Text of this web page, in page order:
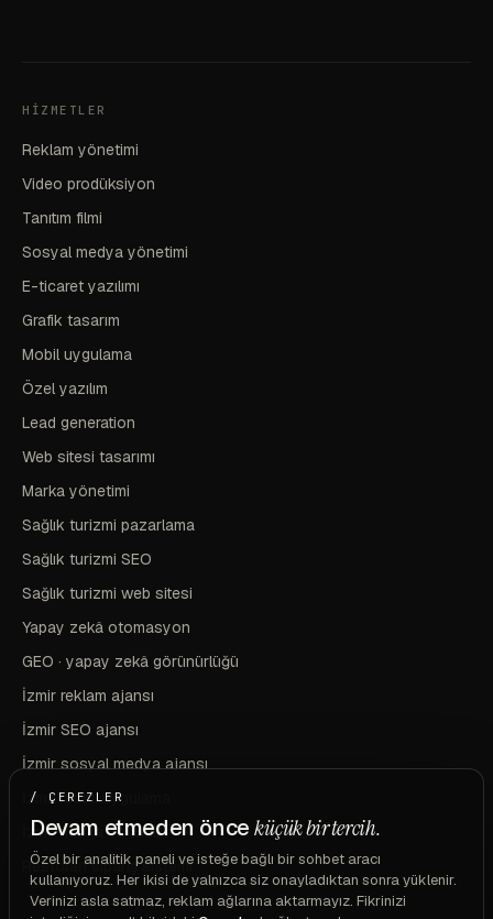
HIZMETLER
Reklam yönetimi
Video prodüksiyon
Tanıtım filmi
Sosyal medya yönetimi
E-ticaret yazılımı
Grafik tasarım
Mobil uygulama
Özel yazılım
Lead generation
Web sitesi tasarımı
Marka yönetimi
Sağlık turizmi pazarlama
Sağlık turizmi SEO
Sağlık turizmi web sitesi
Yapay zekâ otomasyon
GEO · yapay zekâ görünürlüğü
İzmir reklam ajansı
İzmir SEO ajansı
İzmir sosyal medya ajansı
İzmir mobil uygulama
İzmir marka ve kimlik
Restoran sipariş sistemi
/ ÇEREZLER
Devam etmeden önceküçük bir tercih.
Özel bir analitik paneli ve isteğe bağlı bir sohbet aracı
kullanıyoruz. Her ikisi de yalnızca siz onayladıktan sonra yüklenir.
Verinizi asla satmaz, reklam ağlarına aktarmayız. Fikrinizi